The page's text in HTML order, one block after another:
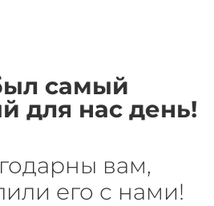
самый
для нас день!
вам,
его с нами!